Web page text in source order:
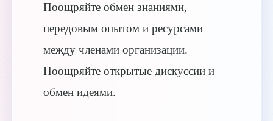
Поощряйте обмен знаниями,
передовым опытом и ресурсами
между членами организации.
Поощряйте открытые дискуссии и
обмен идеями.